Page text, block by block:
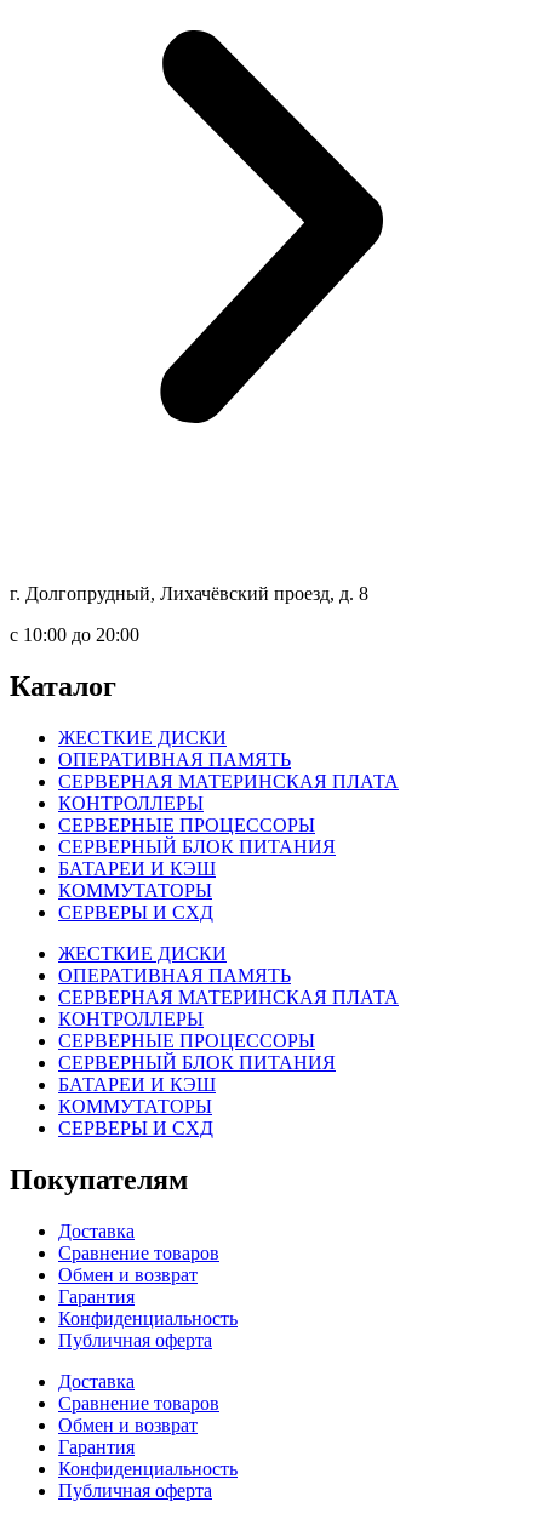
г. Долгопрудный, Лихачёвский проезд, д. 8
c 10:00 до 20:00
Каталог
ЖЕСТКИЕ ДИСКИ
ОПЕРАТИВНАЯ ПАМЯТЬ
СЕРВЕРНАЯ МАТЕРИНСКАЯ ПЛАТА
КОНТРОЛЛЕРЫ
СЕРВЕРНЫЕ ПРОЦЕССОРЫ
СЕРВЕРНЫЙ БЛОК ПИТАНИЯ
БАТАРЕИ И КЭШ
КОММУТАТОРЫ
СЕРВЕРЫ И СХД
ЖЕСТКИЕ ДИСКИ
ОПЕРАТИВНАЯ ПАМЯТЬ
СЕРВЕРНАЯ МАТЕРИНСКАЯ ПЛАТА
КОНТРОЛЛЕРЫ
СЕРВЕРНЫЕ ПРОЦЕССОРЫ
СЕРВЕРНЫЙ БЛОК ПИТАНИЯ
БАТАРЕИ И КЭШ
КОММУТАТОРЫ
СЕРВЕРЫ И СХД
Покупателям
Доставка
Сравнение товаров
Обмен и возврат
Гарантия
Конфиденциальность
Публичная оферта
Доставка
Сравнение товаров
Обмен и возврат
Гарантия
Конфиденциальность
Публичная оферта